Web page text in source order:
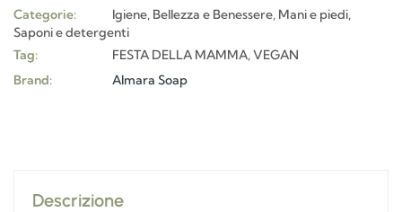
Categorie: Igiene, Bellezza e Benessere, Mani e piedi,
Saponi e detergenti
Tag:
FESTA DELLA MAMMA,VEGAN
Brand:
Almara Soap
Descrizione